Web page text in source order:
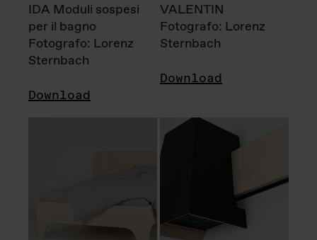
IDA Moduli sospesi
per il bagno
Fotografo: Lorenz
Sternbach
Download
VALENTIN
Fotografo: Lorenz
Sternbach
Download